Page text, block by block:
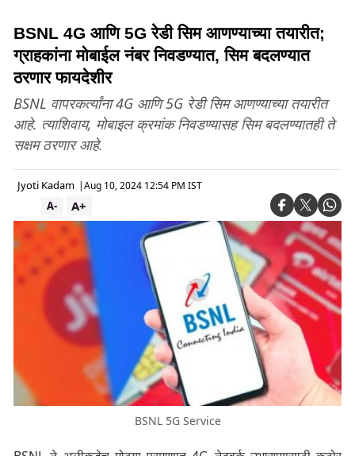
BSNL 4G आणि 5G रेडी सिम आणण्याच्या तयारीत;
ग्राहकांना मोबाईल नंबर निवडण्यात, सिम बदलण्यात
ठरणार फायदेशीर
BSNL वापरकर्त्यांना 4G आणि 5G रेडी सिम आणण्याच्या तयारीत
आहे. त्याशिवाय, मोबाइल क्रमांक निवडण्यासह सिम बदलण्यातही ते
सक्षम ठरणार आहे.
Jyoti Kadam |Aug 10, 2024 12:54 PM IST
A+
A-
BSNL 5G Service